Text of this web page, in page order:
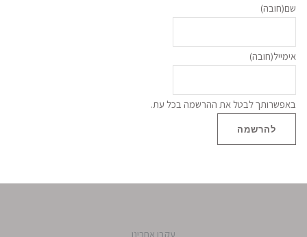
שם(חובה)
אימייל(חובה)
באפשרותך לבטל את ההרשמה בכל עת.
להרשמה
עקבו אחרינו